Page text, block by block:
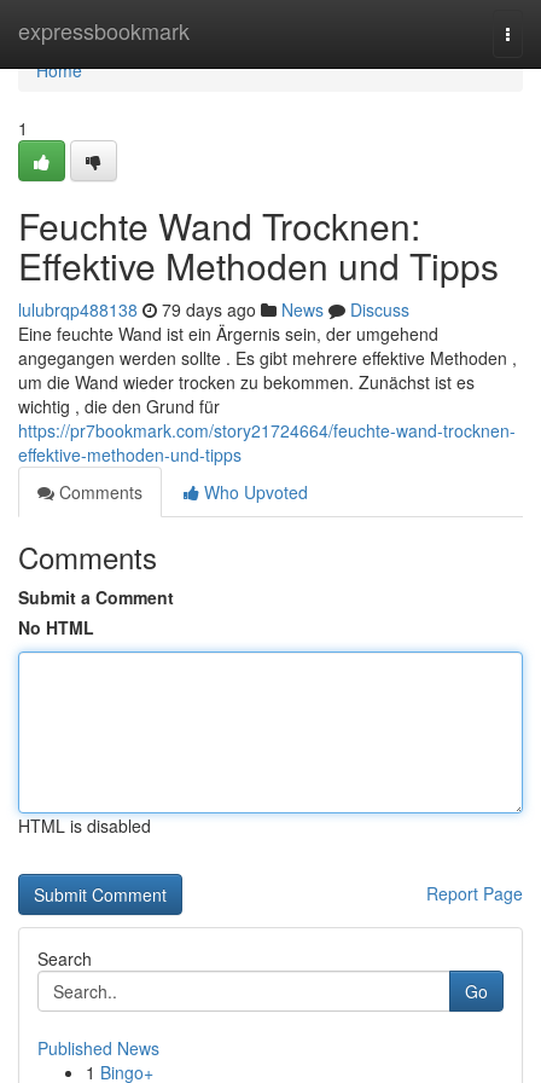
expressbookmark
Home
Home
1
Feuchte Wand Trocknen:
Effektive Methoden und Tipps
lulubrqp488138 79 days ago News
Discuss
Eine feuchte Wand ist ein Ärgernis sein, der umgehend
angegangen werden sollte . Es gibt mehrere effektive Methoden ,
um die Wand wieder trocken zu bekommen. Zunächst ist es
wichtig , die den Grund für
https://pr7bookmark.com/story21724664/feuchte-wand-trocknen-
effektive-methoden-und-tipps
Comments
Who Upvoted
Comments
Submit a Comment
No HTML
HTML is disabled
Report Page
Search
Go
Published News
1 Bingo+